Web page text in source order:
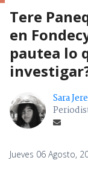
Tere
en
pautea lo
Sara
Jueves 06 Agosto,